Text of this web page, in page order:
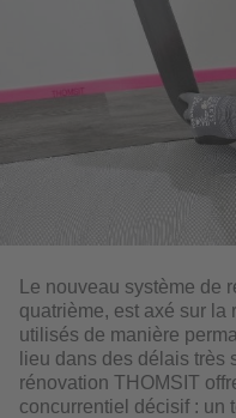
Le nouveau système de
quatrième, est axé sur
utilisés de manière
lieu dans des délais très
rénovation THOMSIT
concurrentiel décisif : un